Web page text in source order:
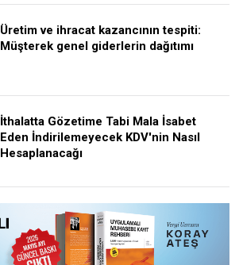
Üretim ve ihracat kazancının tespiti:
Müşterek genel giderlerin dağıtımı
İthalatta Gözetime Tabi Mala İsabet
Eden İndirilemeyecek KDV'nin Nasıl
Hesaplanacağı